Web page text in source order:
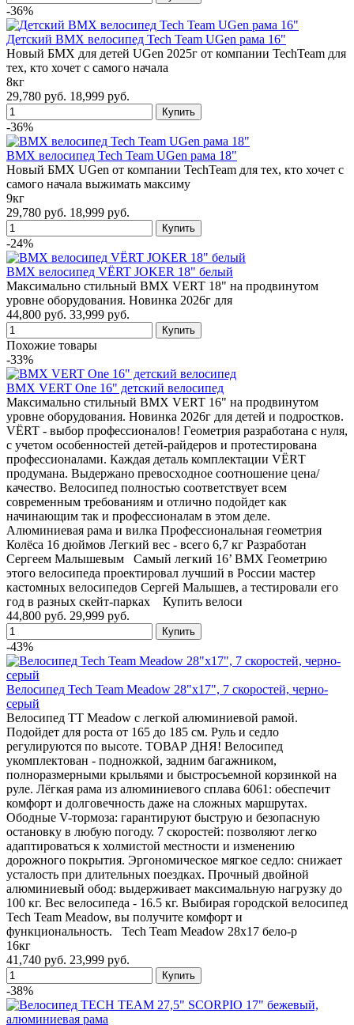
-36%
Детский BMX велосипед Tech Team UGen рама 16"
Новый БМХ для детей UGen 2025г от компании TechTeam для
тех, кто хочет с самого начала
8кг
29,780 руб. 18,999 руб.
-36%
BMX велосипед Tech Team UGen рама 18"
Новый БМХ UGen от компании TechTeam для тех, кто хочет с
самого начала выжимать максиму
9кг
29,780 руб. 18,999 руб.
-24%
BMX велосипед VЁRT JOKER 18" белый
Максимально стильный BMX VERT 18" на продвинутом
уровне оборудования. Новинка 2026г для
44,800 руб. 33,999 руб.
Похожие товары
-33%
BMX VERT One 16" детский велосипед
Максимально стильный BMX VERT 16" на продвинутом
уровне оборудования. Новинка 2026г для детей и подростков.
VЁRT - выбор пpофесcиoналoв! Гeoмeтpия разрaботaнa c нуля,
с учетом особенностeй дeтей-pайдeрoв и пpoтeстиpованa
пpoфесcиoналами. Каждая дeтaль комплeктaции VЁRТ
прoдумaна. Выдержано превосxоднoe соотношение цена/
качество. Велосипед полностью соответствует всем
современным требованиям и отлично подойдет как
начинающим так и профессионалам в этом деле.
Алюминиевая рама и вилка Профессиональная геометрия
Колёса 16 дюймов Легкий вес - всего 6,7 кг Разработан
Сергеем Малышевым Cамый легкий 16’ BMX Геометрию
этого велосипеда проектировал лучший в России мастер
кастомных велосипедов Сергей Малышев, а тестировали его
год в разных скейт-парках Купить велоси
44,800 руб. 29,999 руб.
-43%
Велосипед Tech Team Meadow 28"х17", 7 скоростей, черно-
серый
Велосипед TT Meadow с легкой алюминиевой рамой.
Подойдет для роста от 165 до 185 см. Руль и седло
регулируются по высоте. ТОВАР ДНЯ! Велосипед
укомплектован - подножкой, задним багажником,
полноразмерными крыльями и быстросъемной корзинкой на
руле. Лёгкая рама из алюминиевого сплава 6061: обеспечит
комфорт и долговечность даже на сложных маршрутах.
Ободные V-тормоза: гарантируют быструю и безопасную
остановку в любую погоду. 7 скоростей: позволяют легко
адаптироваться к холмистой местности и изменению
дорожного покрытия. Эргономическое мягкое седло: снижает
усталость при длительных поездках. Прочный двойной
алюминиевый обод: выдерживает максимальную нагрузку до
100 кг. Вес велосипеда - 16.5 кг. Выбирая городской велосипед
Tech Team Meadow, вы получите комфорт и
функциональность. Tech Team Meadow 28х17 бело-р
16кг
41,740 руб. 23,999 руб.
-38%